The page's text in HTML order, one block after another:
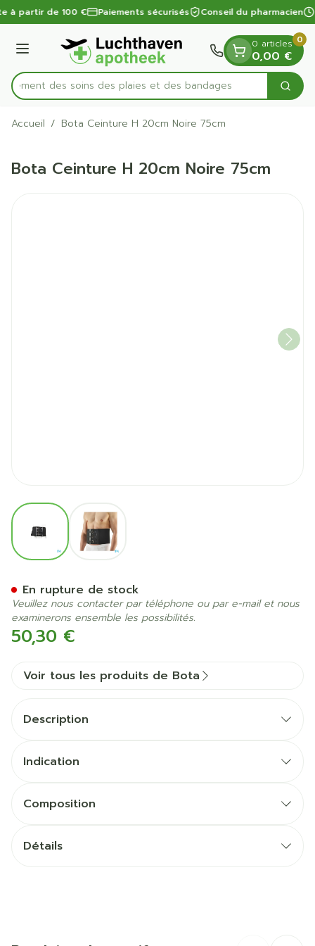
Aller au contenu
1 de 1
à partir de 100 € Paiements sécurisés Conseil du pharmacien
Menu
Rechercherdes soins des plaies et des bandages
0 articles
0,00 €
0
Accueil / Bota Ceinture H 20cm Noire 75cm
Bota Ceinture H 20cm Noire 75cm
View larger imageView larger image
50,30 €
En rupture de stock
Veuillez nous contacter par téléphone ou par e-mail et nous
examinerons ensemble les possibilités.
Voir tous les produits de Bota
Description
Indication
Composition
Détails